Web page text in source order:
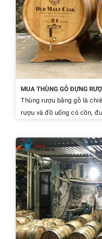
MUA THÙNG GỖ ĐỰNG
Thùng rượu bằng gỗ là
rượu và đồ uống có cồn,